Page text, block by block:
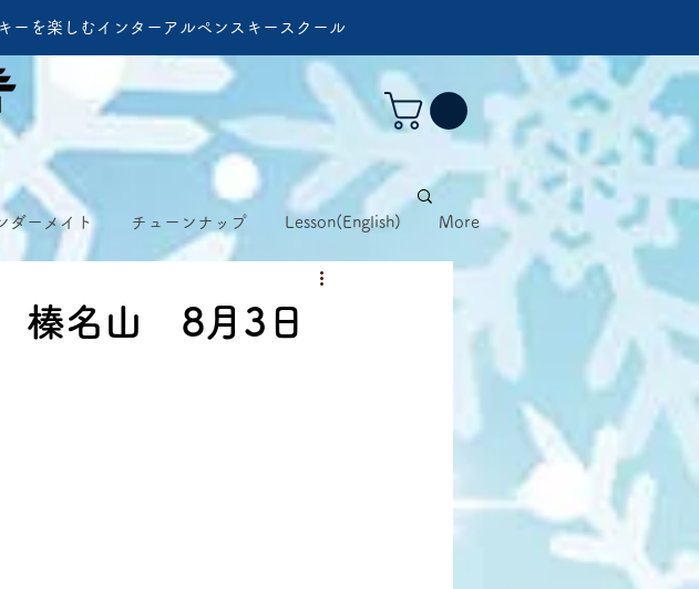
ーを楽しむインターアルペンスキースクール
ダーメイト チューンナップ Lesson(English) More
榛名山 8月3日